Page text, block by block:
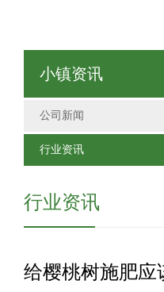
小镇资讯
公司新闻
行业资讯
行业资讯
给樱桃树施肥应